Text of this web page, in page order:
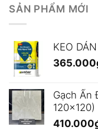
SẢN PHẨM MỚI
KEO
365.000
Gạch Ấn
120x120)
410.000